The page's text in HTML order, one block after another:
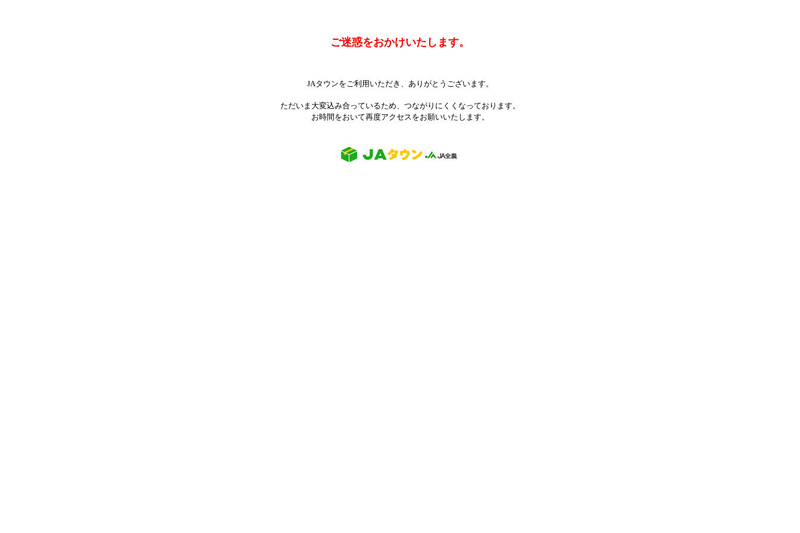
ご迷惑をおかけいたします。
JAタウンをご利用いただき、ありがとうございます。
ただいま大変込み合っているため、つながりにくくなっております。
お時間をおいて再度アクセスをお願いいたします。